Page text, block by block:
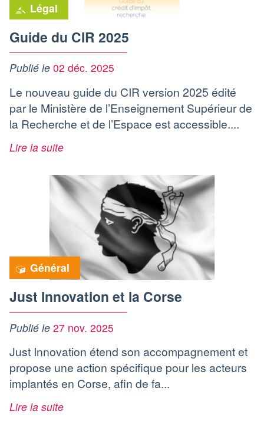
Légal
Guide du CIR 2025
Publié le 02 déc. 2025
Le nouveau guide du CIR version 2025 édité
par le Ministère de l’Enseignement Supérieur de
la Recherche et de l’Espace est accessible....
Lire la suite
Général
Just Innovation et la Corse
Publié le 27 nov. 2025
Just Innovation étend son accompagnement et
propose une action spécifique pour les acteurs
implantés en Corse, afin de fa...
Lire la suite